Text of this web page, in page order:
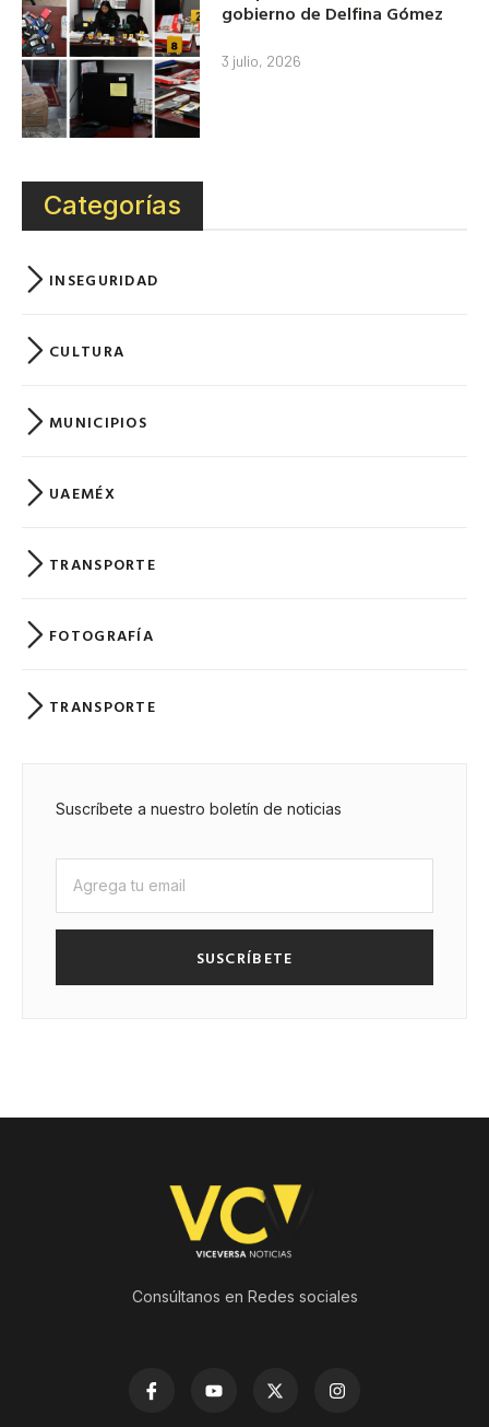
gobierno de Delfina Gómez
3 julio, 2026
Categorías
INSEGURIDAD
CULTURA
MUNICIPIOS
UAEMÉX
TRANSPORTE
FOTOGRAFÍA
TRANSPORTE
Suscríbete a nuestro boletín de noticias
SUSCRÍBETE
Consúltanos en Redes sociales